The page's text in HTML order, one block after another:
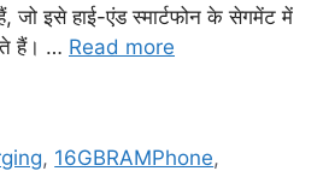
हैं, जो इसे हाई-एंड स्मार्टफोन के सेगमेंट में
हैं। … Read more
, 16GBRAMPhone,